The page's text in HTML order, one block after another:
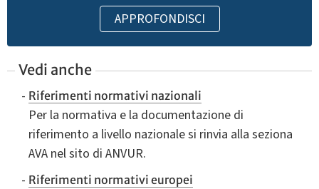
APPROFONDISCI
Vedi anche
Riferimenti normativi nazionali
Per la normativa e la documentazione di
riferimento a livello nazionale si rinvia alla seziona
AVA nel sito di ANVUR.
Riferimenti normativi europei